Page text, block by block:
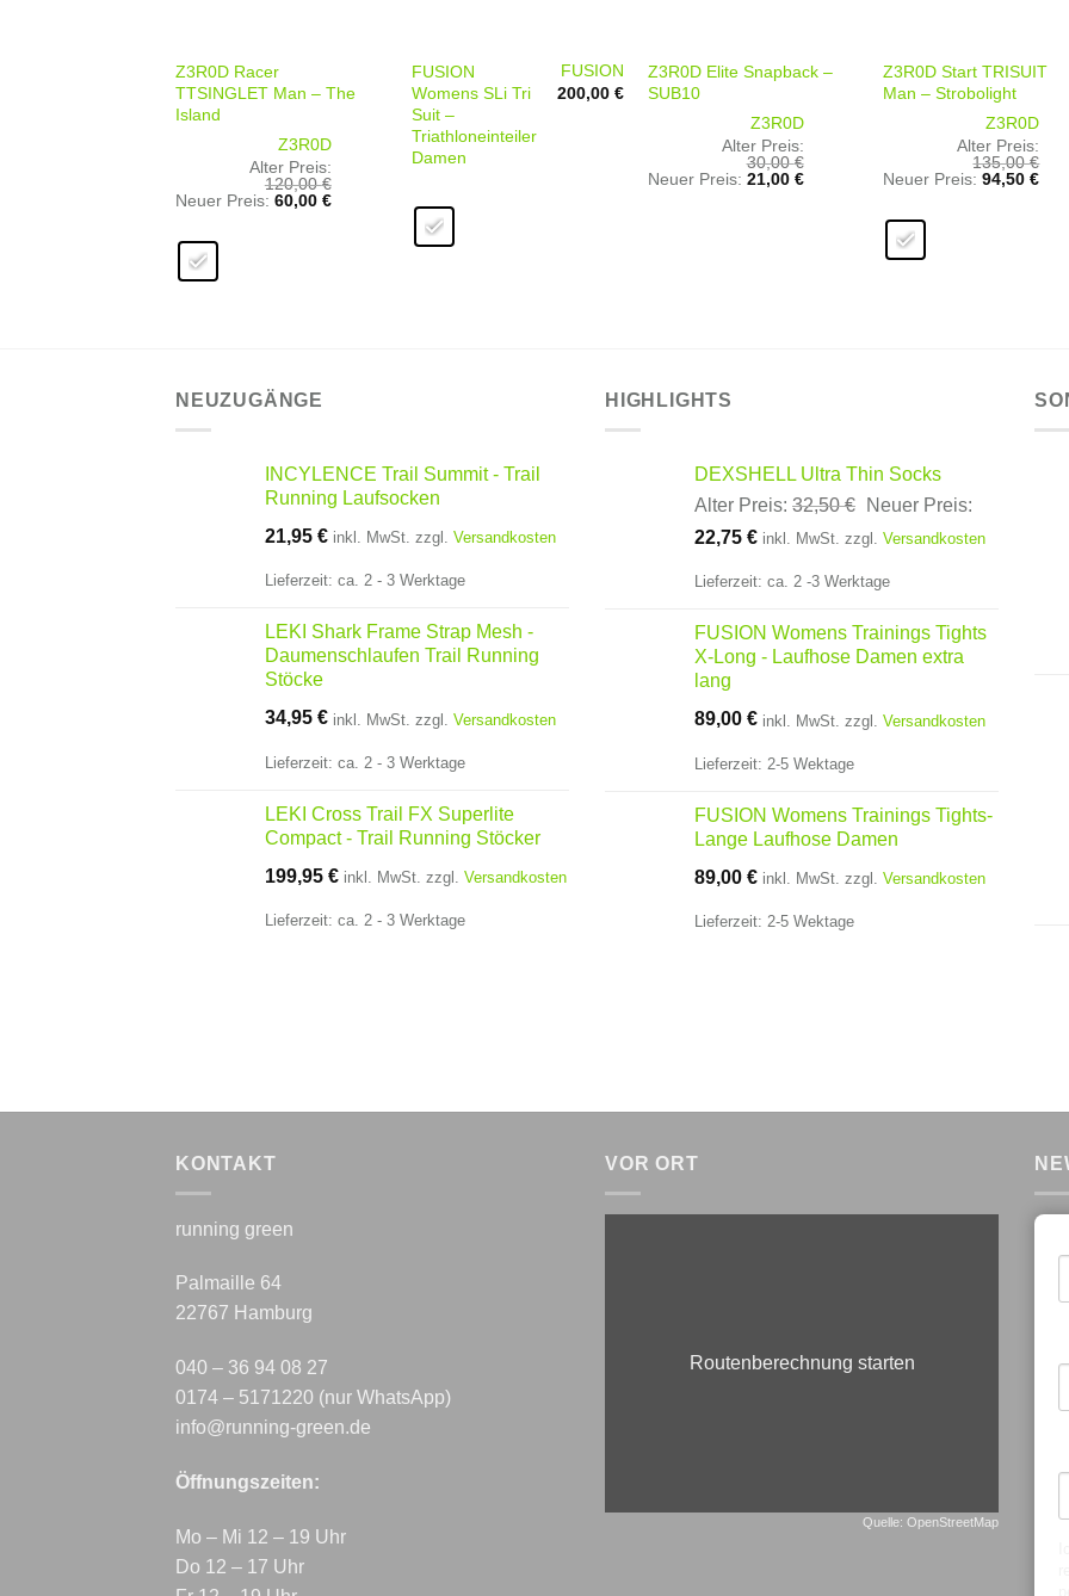
Z3R0D Racer
TTSINGLET Man – The
Island
Z3R0D
Alter Preis:
120,00€
Ursprünglicher
120,00 €
Neuer Preis: 60,00 €Aktueller
FUSION
Womens SLi Tri
Suit –
Triathloneinteiler
Damen
FUSION
200,00 €
Z3R0D Elite Snapback –
SUB10
Z3R0D
Alter Preis:
30,00€
Ursprünglicher
Neuer Preis: 21,00 €Aktueller
Z3R0D Start TRISUIT
Man – Strobolight
Z3R0D
Alter Preis:
135,00€
Ursprünglicher
135,00 €
Neuer Preis: 94,50€
NEUZUGÄNGE
INCYLENCE Trail Summit - Trail
Running Laufsocken
21,95 € inkl. MwSt. zzgl. Versandkosten
Lieferzeit: ca. 2 - 3 Werktage
LEKI Shark Frame Strap Mesh -
Daumenschlaufen Trail Running
Stöcke
34,95 € inkl. MwSt. zzgl. Versandkosten
Lieferzeit: ca. 2 - 3 Werktage
LEKI Cross Trail FX Superlite
Compact - Trail Running Stöcker
199,95 € inkl. MwSt. zzgl. Versandkosten
Lieferzeit: ca. 2 - 3 Werktage
HIGHLIGHTS
DEXSHELL Ultra Thin Socks
Alter Preis: 32,50€ Ursprünglicher
Preis
war:
32,50 €
Neuer Preis:
22,75 €Aktueller
ist:
inkl. MwSt. zzgl. Versandkosten
Lieferzeit: ca. 2 -3 Werktage
FUSION Womens Trainings Tights
X-Long - Laufhose Damen extra
lang
89,00 € inkl. MwSt. zzgl. Versandkosten
Lieferzeit: 2-5 Wektage
FUSION Womens Trainings Tights-
Lange Laufhose Damen
89,00 € inkl. MwSt. zzgl. Versandkosten
Lieferzeit: 2-5 Wektage
KONTAKT
running green
Palmaille 64
22767 Hamburg
040 – 36 94 08 27
0174 – 5171220 (nur WhatsApp)
info@running-green.de
Öffnungszeiten:
Mo – Mi 12 – 19 Uhr
Do 12 – 17 Uhr
VOR ORT
Routenberechnung starten
Quelle: OpenStreetMap